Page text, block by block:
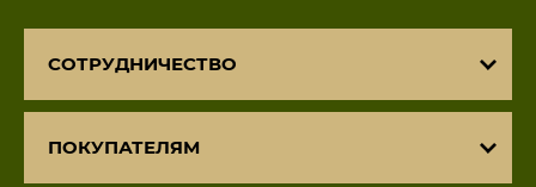
СОТРУДНИЧЕСТВО
ПОКУПАТЕЛЯМ